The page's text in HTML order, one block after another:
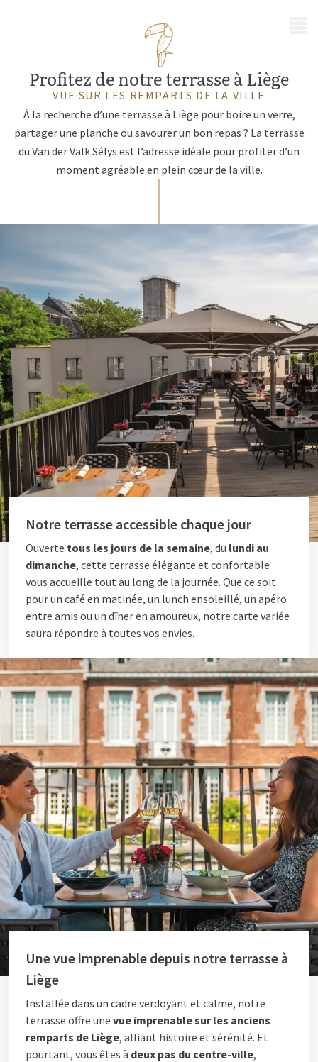
Profitez de notre terrasse à Liège
VUE SUR LES REMPARTS DE LA VILLE
À la recherche d’une terrasse à Liège pour boire un verre,
partager une planche ou savourer un bon repas ? La terrasse
du Van der Valk Sélys est l’adresse idéale pour profiter d’un
moment agréable en plein cœur de la ville.
Notre terrasse accessible chaque jour
Ouverte tous les jours de la semaine, du lundi au
dimanche, cette terrasse élégante et confortable
vous accueille tout au long de la journée. Que ce soit
pour un café en matinée, un lunch ensoleillé, un apéro
entre amis ou un dîner en amoureux, notre carte variée
saura répondre à toutes vos envies.
Une vue imprenable depuis notre terrasse à
Liège
Installée dans un cadre verdoyant et calme, notre
terrasse offre une vue imprenable sur les anciens
remparts de Liège, alliant histoire et sérénité. Et
pourtant, vous êtes à deux pas du centre-ville,